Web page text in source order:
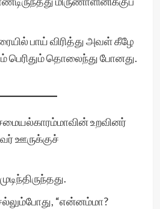
பாய் விரித்து அவள் கீழே
பெரிதும் தொலைந்து போனது.
உறவினர்
ஊருக்குச்
“என்னம்மா?